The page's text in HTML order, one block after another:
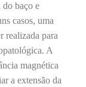
do baço e
casos, uma
realizada para
A
magnética
a extensão da